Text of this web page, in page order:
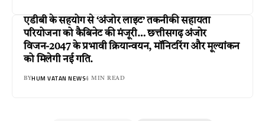
एडीबी के सहयोग से ‘अंजोर लाइट’ तकनीकी सहायता
परियोजना को कैबिनेट की मंजूरी… छत्तीसगढ़ अंजोर
विजन-2047 के प्रभावी क्रियान्वयन, मॉनिटरिंग और मूल्यांकन
को मिलेगी नई गति.
BYHUM VATAN NEWS4 MIN READ